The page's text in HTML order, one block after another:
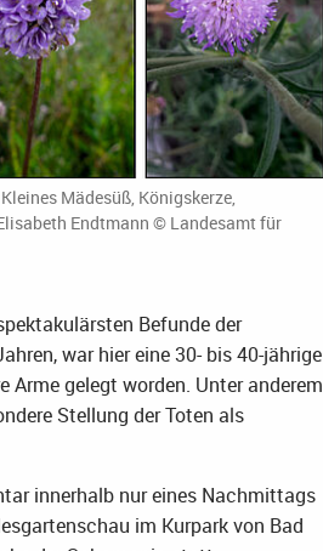
Mädesüß, Königskerze,
Endtmann © Landesamt für
Befunde der
war hier eine 30- bis 40-jährige
Arme gelegt worden. Unter anderem
Stellung der Toten als
innerhalb nur eines Nachmittags
im Kurpark von Bad